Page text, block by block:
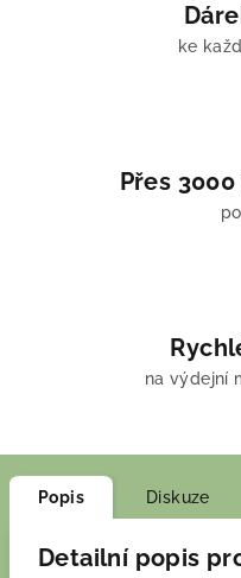
ke
Přes
na výdejní
Popis Diskuze
Detailní popis